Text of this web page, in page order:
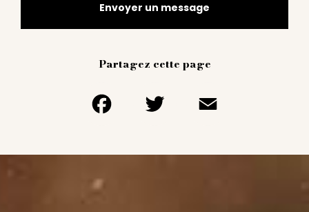
Envoyer un message
Partagez cette page